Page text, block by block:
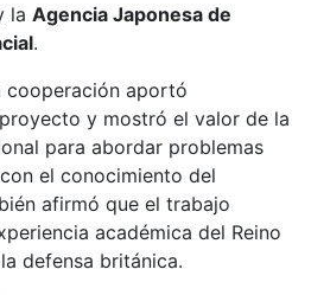
la Agencia Japonesa de
.
cooperación aportó
y mostró el valor de la
para abordar problemas
el conocimiento del
afirmó que el trabajo
académica del Reino
defensa británica.